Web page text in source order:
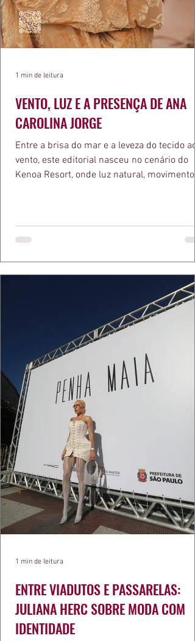
VENTO, LUZ E A PRESENÇA DE ANA
CAROLINA JORGE
Entre a brisa do mar e a leveza do tecido ao
vento, este editorial nasceu no cenário do
Kenoa Resort, onde luz natural, movimento e
bolsa da Malu Pires, em uma composição
algo de intemporal em vestir o vento e
que ele conduza a cena. Cada dobra do
cada reflexo dourado da luz sobre a pe
1 min de leitura
ENTRE VIADUTOS E PASSARELAS:
JULIANA HERC SOBRE MODA COM
IDENTIDADE
1 min de leitura